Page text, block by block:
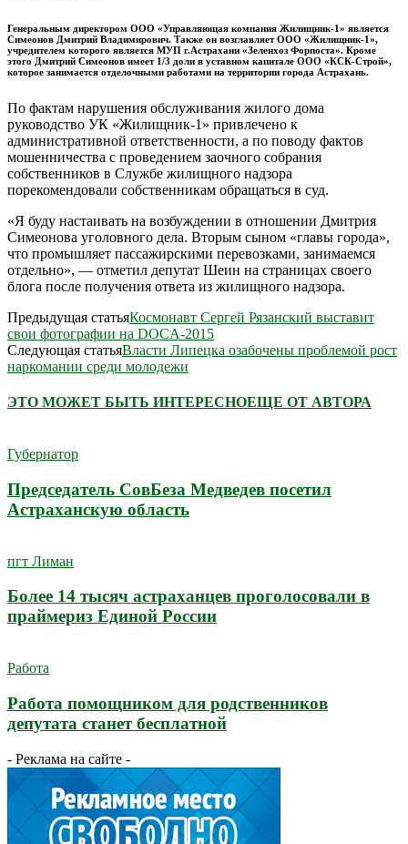
Генеральным директором ООО «Управляющая компания Жилищник-1» является
Симеонов Дмитрий Владимирович. Также он возглавляет ООО «Жилищник-1»,
учредителем которого является МУП г.Астрахани «Зеленхоз Форпоста». Кроме
этого Дмитрий Симеонов имеет 1/3 доли в уставном капитале ООО «КСК-Строй»,
которое занимается отделочными работами на территории города Астрахань.
По фактам нарушения обслуживания жилого дома
руководство УК «Жилищник-1» привлечено к
административной ответственности, а по поводу фактов
мошенничества с проведением заочного собрания
собственников в Службе жилищного надзора
порекомендовали собственникам обращаться в суд.
«Я буду настаивать на возбуждении в отношении Дмитрия
Симеонова уголовного дела. Вторым сыном «главы города»,
что промышляет пассажирскими перевозками, занимаемся
отдельно», — отметил депутат Шеин на страницах своего
блога после получения ответа из жилищного надзора.
Предыдущая статьяКосмонавт Сергей Рязанский выставит
свои фотографии на DOCA-2015
Следующая статьяВласти Липецка озабочены проблемой рост
наркомании среди молодежи
ЭТО МОЖЕТ БЫТЬ ИНТЕРЕСНОЕЩЕ ОТ АВТОРА
Губернатор
Председатель СовБеза Медведев посетил
Астраханскую область
пгт Лиман
Более 14 тысяч астраханцев проголосовали в
праймериз Единой России
Работа
Работа помощником для родственников
депутата станет бесплатной
- Реклама на сайте -